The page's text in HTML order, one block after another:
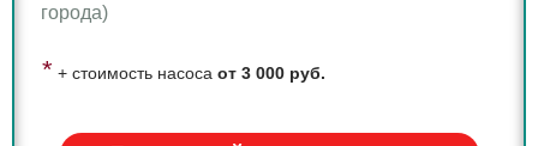
города)
* + стоимость насоса от 3 000 руб.